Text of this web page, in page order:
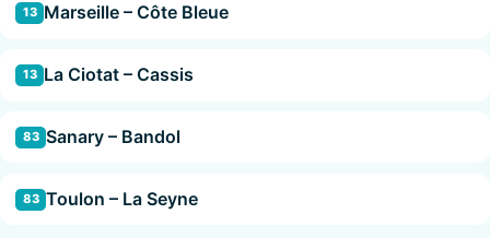
13 Marseille – Côte Bleue
13 La Ciotat – Cassis
83 Sanary – Bandol
83 Toulon – La Seyne